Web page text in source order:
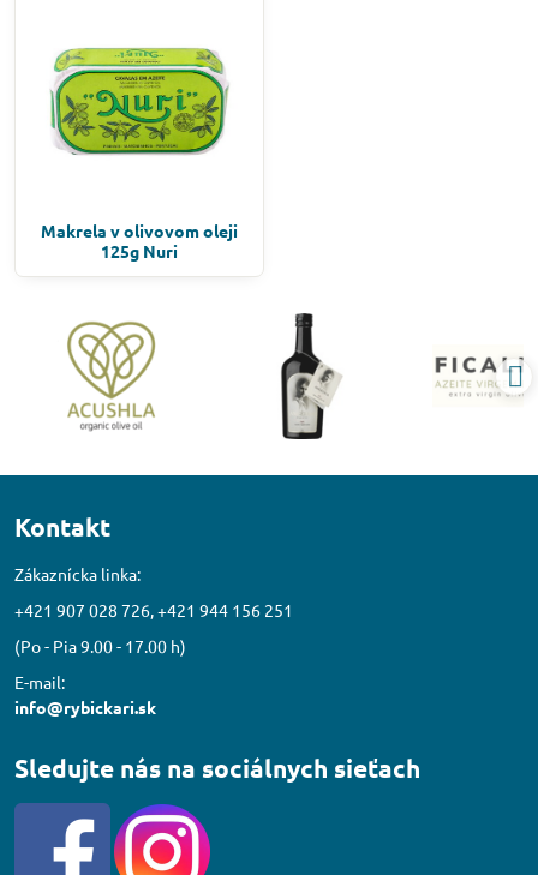
Makrela v olivovom oleji
125g Nuri
Kontakt
Zákaznícka linka:
+421 907 028 726, +421 944 156 251
(Po - Pia 9.00 - 17.00 h)
E-mail:
info@rybickari.sk
Sledujte nás na sociálnych sieťach